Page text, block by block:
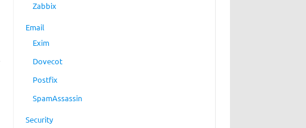
Zabbix
Email
Exim
Dovecot
Postfix
SpamAssassin
Security